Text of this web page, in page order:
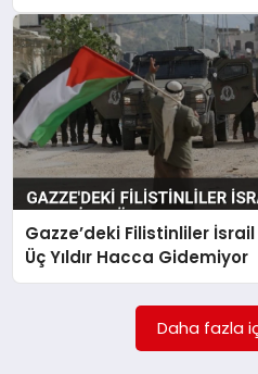
Gazze’deki Filistinliler
Üç Yıldır Hacca Gidemiyor
Daha fazla